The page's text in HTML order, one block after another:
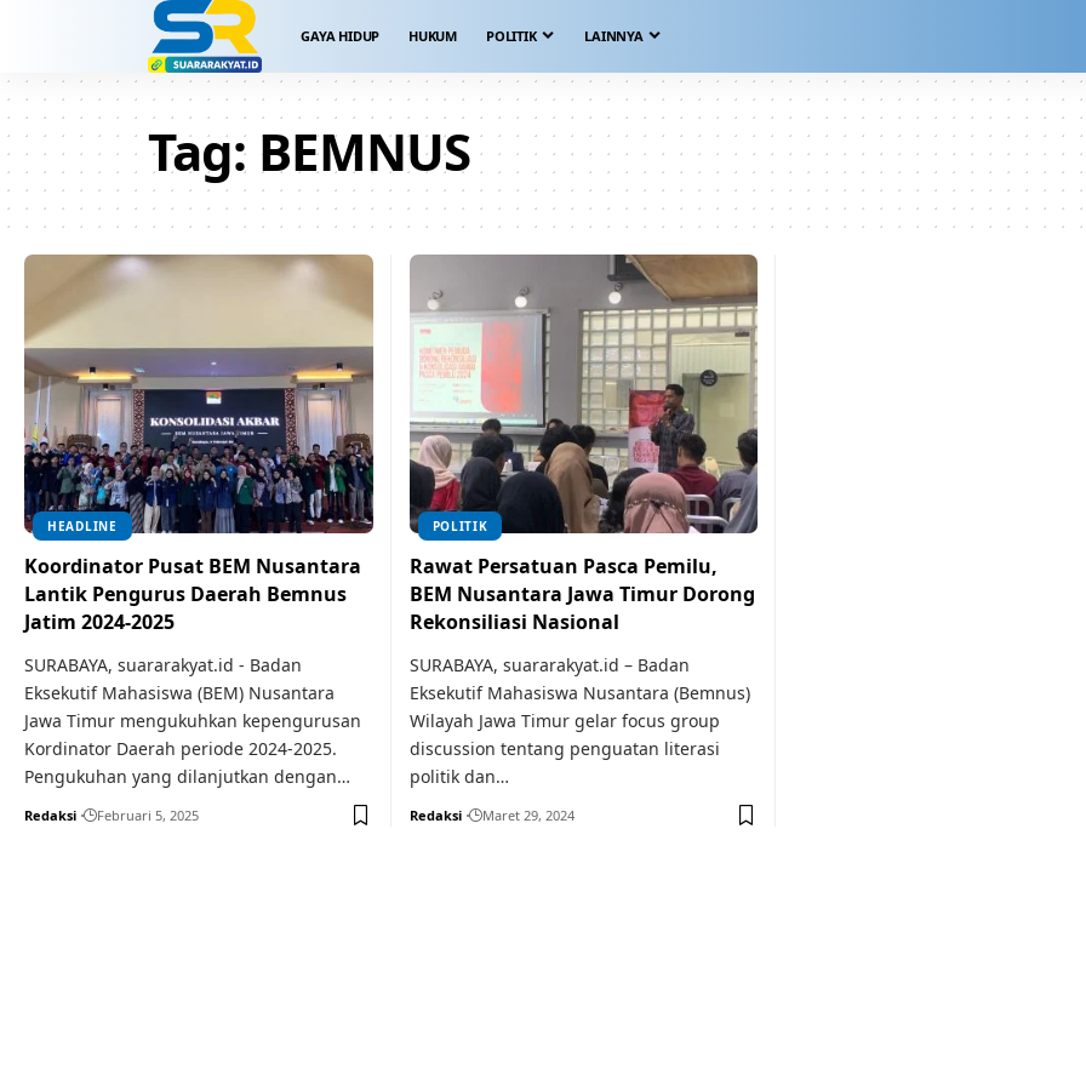
GAYA HIDUP HUKUM POLITIK LAINNYA
Tag: BEMNUS
HEADLINE
Koordinator Pusat BEM Nusantara
Lantik Pengurus Daerah Bemnus
Jatim 2024-2025
SURABAYA, suararakyat.id - Badan
Eksekutif Mahasiswa (BEM) Nusantara
Jawa Timur mengukuhkan kepengurusan
Kordinator Daerah periode 2024-2025.
Pengukuhan yang dilanjutkan dengan…
Redaksi Februari 5, 2025
POLITIK
Rawat Persatuan Pasca Pemilu,
BEM Nusantara Jawa Timur Dorong
Rekonsiliasi Nasional
SURABAYA, suararakyat.id – Badan
Eksekutif Mahasiswa Nusantara (Bemnus)
Wilayah Jawa Timur gelar focus group
discussion tentang penguatan literasi
politik dan…
Redaksi Maret 29, 2024